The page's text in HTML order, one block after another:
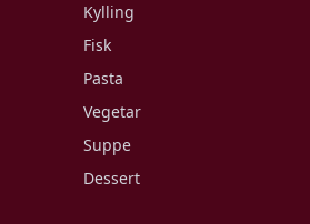
Kylling
Fisk
Pasta
Vegetar
Suppe
Dessert